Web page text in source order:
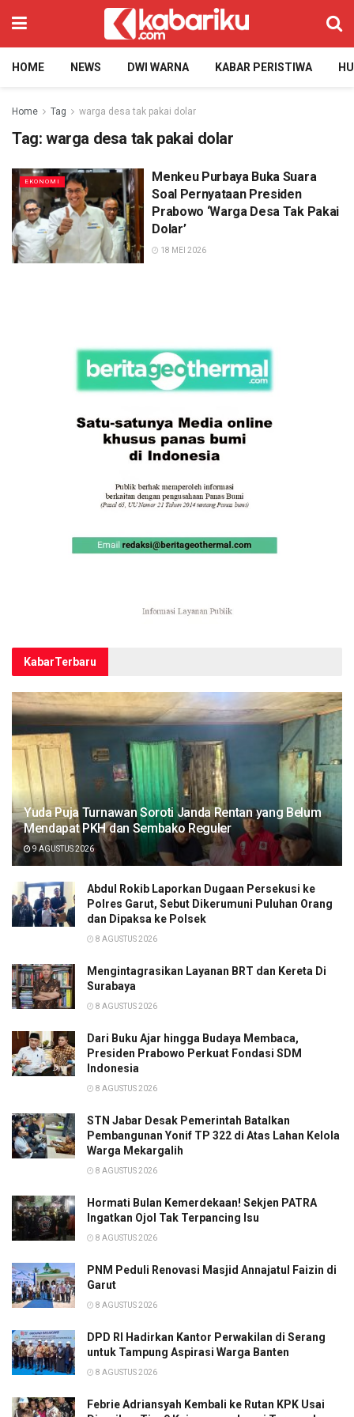
HOME NEWS DWI WARNA KABAR PERISTIWA
Home Tag warga desa tak pakai dolar
Tag: warga desa tak pakai dolar
EKONOMI
Menkeu Purbaya Buka Suara
Soal Pernyataan Presiden
Prabowo ‘Warga Desa Tak Pakai
Dolar’
18 MEI 2026
KabarTerbaru
Yuda Puja Turnawan Soroti Janda Rentan yang Belum
Mendapat PKH dan Sembako Reguler
9 AGUSTUS 2026
Abdul Rokib Laporkan Dugaan Persekusi ke
Polres Garut, Sebut Dikerumuni Puluhan Orang
dan Dipaksa ke Polsek
8 AGUSTUS 2026
Mengintagrasikan Layanan BRT dan Kereta Di
Surabaya
8 AGUSTUS 2026
Dari Buku Ajar hingga Budaya Membaca,
Presiden Prabowo Perkuat Fondasi SDM
Indonesia
8 AGUSTUS 2026
STN Jabar Desak Pemerintah Batalkan
Pembangunan Yonif TP 322 di Atas Lahan Kelola
Warga Mekargalih
8 AGUSTUS 2026
Hormati Bulan Kemerdekaan! Sekjen PATRA
Ingatkan Ojol Tak Terpancing Isu
8 AGUSTUS 2026
PNM Peduli Renovasi Masjid Annajatul Faizin di
Garut
8 AGUSTUS 2026
DPD RI Hadirkan Kantor Perwakilan di Serang
untuk Tampung Aspirasi Warga Banten
8 AGUSTUS 2026
Febrie Adriansyah Kembali ke Rutan KPK Usai